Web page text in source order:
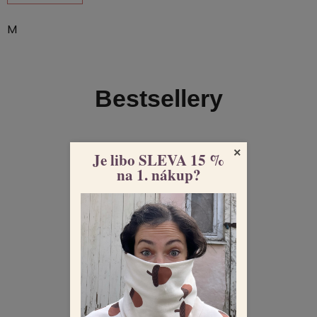
zM
Bestsellery
×
Je libo SLEVA 15 %
na 1. nákup?